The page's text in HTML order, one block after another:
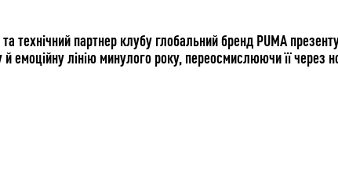
технічний партнер клубу глобальний бренд PUMA
й емоційну лінію минулого року, переосмислюючи її через